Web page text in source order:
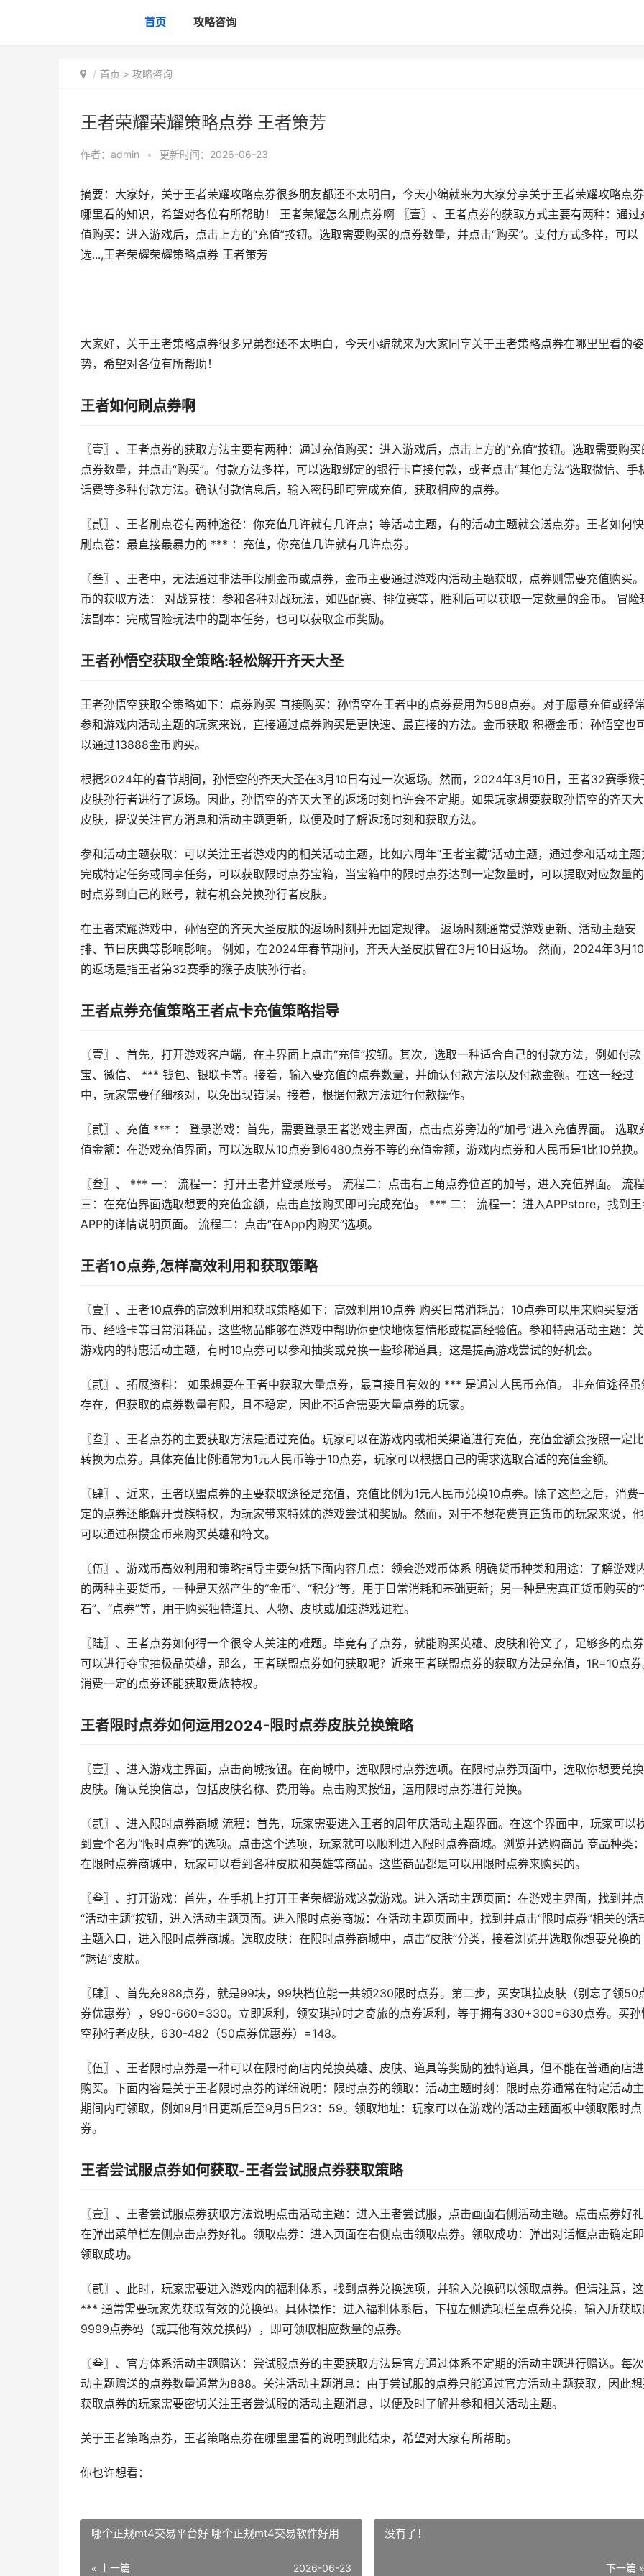
首页 攻略咨询
首页 > 攻略咨询
王者荣耀荣耀策略点券 王者策芳
作者： admin • 更新时间：2026-06-23
摘要：大家好，关于王者荣耀攻略点券很多朋友都还不太明白，今天小编就来为大家分享关于王者荣耀攻略点
哪里看的知识，希望对各位有所帮助！ 王者荣耀怎么刷点券啊 〖壹〗、王者点券的获取方式主要有两种：通过
值购买：进入游戏后，点击上方的“充值”按钮。选取需要购买的点券数量，并点击“购买”。支付方式多样，可以
选...,王者荣耀荣耀策略点券 王者策芳
大家好，关于王者策略点券很多兄弟都还不太明白，今天小编就来为大家同享关于王者策略点券在哪里里看的姿
势，希望对各位有所帮助！
王者如何刷点券啊
〖壹〗、王者点券的获取方法主要有两种：通过充值购买：进入游戏后，点击上方的“充值”按钮。选取需要购买
点券数量，并点击“购买”。付款方法多样，可以选取绑定的银行卡直接付款，或者点击“其他方法”选取微信、手
话费等多种付款方法。确认付款信息后，输入密码即可完成充值，获取相应的点券。
〖贰〗、王者刷点卷有两种途径：你充值几许就有几许点；等活动主题，有的活动主题就会送点券。王者如何
刷点卷：最直接最暴力的 *** ：充值，你充值几许就有几许点劵。
〖叁〗、王者中，无法通过非法手段刷金币或点券，金币主要通过游戏内活动主题获取，点券则需要充值购买
币的获取方法： 对战竞技：参和各种对战玩法，如匹配赛、排位赛等，胜利后可以获取一定数量的金币。 冒险
法副本：完成冒险玩法中的副本任务，也可以获取金币奖励。
王者孙悟空获取全策略:轻松解开齐天大圣
王者孙悟空获取全策略如下：点券购买 直接购买：孙悟空在王者中的点券费用为588点券。对于愿意充值或经
参和游戏内活动主题的玩家来说，直接通过点券购买是更快速、最直接的方法。金币获取 积攒金币：孙悟空也
以通过13888金币购买。
根据2024年的春节期间，孙悟空的齐天大圣在3月10日有过一次返场。然而，2024年3月10日，王者32赛季猴
皮肤孙行者进行了返场。因此，孙悟空的齐天大圣的返场时刻也许会不定期。如果玩家想要获取孙悟空的齐天
皮肤，提议关注官方消息和活动主题更新，以便及时了解返场时刻和获取方法。
参和活动主题获取：可以关注王者游戏内的相关活动主题，比如六周年“王者宝藏”活动主题，通过参和活动主题
完成特定任务或同享任务，可以获取限时点券宝箱，当宝箱中的限时点券达到一定数量时，可以提取对应数量
时点券到自己的账号，就有机会兑换孙行者皮肤。
在王者荣耀游戏中，孙悟空的齐天大圣皮肤的返场时刻并无固定规律。 返场时刻通常受游戏更新、活动主题安
排、节日庆典等影响影响。 例如，在2024年春节期间，齐天大圣皮肤曾在3月10日返场。 然而，2024年3月10
的返场是指王者第32赛季的猴子皮肤孙行者。
王者点券充值策略王者点卡充值策略指导
〖壹〗、首先，打开游戏客户端，在主界面上点击“充值”按钮。其次，选取一种适合自己的付款方法，例如付款
宝、微信、 *** 钱包、银联卡等。接着，输入要充值的点券数量，并确认付款方法以及付款金额。在这一经过
中，玩家需要仔细核对，以免出现错误。接着，根据付款方法进行付款操作。
〖贰〗、充值 *** ： 登录游戏：首先，需要登录王者游戏主界面，点击点券旁边的“加号”进入充值界面。 选取
值金额：在游戏充值界面，可以选取从10点券到6480点券不等的充值金额，游戏内点券和人民币是1比10兑换。
〖叁〗、 *** 一： 流程一：打开王者并登录账号。 流程二：点击右上角点券位置的加号，进入充值界面。 流程
三：在充值界面选取想要的充值金额，点击直接购买即可完成充值。 *** 二： 流程一：进入APPstore，找到
APP的详情说明页面。 流程二：点击“在App内购买”选项。
王者10点券,怎样高效利用和获取策略
〖壹〗、王者10点券的高效利用和获取策略如下：高效利用10点券 购买日常消耗品：10点券可以用来购买复活
币、经验卡等日常消耗品，这些物品能够在游戏中帮助你更快地恢复情形或提高经验值。参和特惠活动主题：
游戏内的特惠活动主题，有时10点券可以参和抽奖或兑换一些珍稀道具，这是提高游戏尝试的好机会。
〖贰〗、拓展资料： 如果想要在王者中获取大量点券，最直接且有效的 *** 是通过人民币充值。 非充值途径虽
存在，但获取的点券数量有限，且不稳定，因此不适合需要大量点券的玩家。
〖叁〗、王者点券的主要获取方法是通过充值。玩家可以在游戏内或相关渠道进行充值，充值金额会按照一定比
转换为点券。具体充值比例通常为1元人民币等于10点券，玩家可以根据自己的需求选取合适的充值金额。
〖肆〗、近来，王者联盟点券的主要获取途径是充值，充值比例为1元人民币兑换10点券。除了这些之后，消费
定的点券还能解开贵族特权，为玩家带来特殊的游戏尝试和奖励。然而，对于不想花费真正货币的玩家来说，
可以通过积攒金币来购买英雄和符文。
〖伍〗、游戏币高效利用和策略指导主要包括下面内容几点：领会游戏币体系 明确货币种类和用途：了解游戏
的两种主要货币，一种是天然产生的“金币”、“积分”等，用于日常消耗和基础更新；另一种是需真正货币购买的
石”、“点券”等，用于购买独特道具、人物、皮肤或加速游戏进程。
〖陆〗、王者点券如何得一个很令人关注的难题。毕竟有了点券，就能购买英雄、皮肤和符文了，足够多的点
可以进行夺宝抽极品英雄，那么，王者联盟点券如何获取呢？近来王者联盟点券的获取方法是充值，1R=10点券
消费一定的点券还能获取贵族特权。
王者限时点券如何运用2024-限时点券皮肤兑换策略
〖壹〗、进入游戏主界面，点击商城按钮。在商城中，选取限时点券选项。在限时点券页面中，选取你想要兑
皮肤。确认兑换信息，包括皮肤名称、费用等。点击购买按钮，运用限时点券进行兑换。
〖贰〗、进入限时点券商城 流程：首先，玩家需要进入王者的周年庆活动主题界面。在这个界面中，玩家可以
到壹个名为“限时点券”的选项。点击这个选项，玩家就可以顺利进入限时点券商城。浏览并选购商品 商品种类：
在限时点券商城中，玩家可以看到各种皮肤和英雄等商品。这些商品都是可以用限时点券来购买的。
〖叁〗、打开游戏：首先，在手机上打开王者荣耀游戏这款游戏。进入活动主题页面：在游戏主界面，找到并
“活动主题”按钮，进入活动主题页面。进入限时点券商城：在活动主题页面中，找到并点击“限时点券”相关的活
主题入口，进入限时点券商城。选取皮肤：在限时点券商城中，点击“皮肤”分类，接着浏览并选取你想要兑换的
“魅语”皮肤。
〖肆〗、首先充988点券，就是99块，99块档位能一共领230限时点券。第二步，买安琪拉皮肤（别忘了领50
券优惠券），990-660=330。立即返利，领安琪拉时之奇旅的点券返利，等于拥有330+300=630点券。买孙
空孙行者皮肤，630-482（50点券优惠券）=148。
〖伍〗、王者限时点券是一种可以在限时商店内兑换英雄、皮肤、道具等奖励的独特道具，但不能在普通商店
购买。下面内容是关于王者限时点券的详细说明：限时点券的领取：活动主题时刻：限时点券通常在特定活动
期间内可领取，例如9月1日更新后至9月5日23：59。领取地址：玩家可以在游戏的活动主题面板中领取限时点
券。
王者尝试服点券如何获取-王者尝试服点券获取策略
〖壹〗、王者尝试服点券获取方法说明点击活动主题：进入王者尝试服，点击画面右侧活动主题。点击点券好礼
在弹出菜单栏左侧点击点券好礼。领取点券：进入页面在右侧点击领取点券。领取成功：弹出对话框点击确定
领取成功。
〖贰〗、此时，玩家需要进入游戏内的福利体系，找到点券兑换选项，并输入兑换码以领取点券。但请注意，
*** 通常需要玩家先获取有效的兑换码。具体操作：进入福利体系后，下拉左侧选项栏至点券兑换，输入所获取
9999点券码（或其他有效兑换码），即可领取相应数量的点券。
〖叁〗、官方体系活动主题赠送：尝试服点券的主要获取方法是官方通过体系不定期的活动主题进行赠送。每
动主题赠送的点券数量通常为888。关注活动主题消息：由于尝试服的点券只能通过官方活动主题获取，因此
获取点券的玩家需要密切关注王者尝试服的活动主题消息，以便及时了解并参和相关活动主题。
关于王者策略点券，王者策略点券在哪里里看的说明到此结束，希望对大家有所帮助。
你也许想看：
哪个正规mt4交易平台好 哪个正规mt4交易软件好用
« 上一篇 2026-06-23
没有了！
下一篇 »